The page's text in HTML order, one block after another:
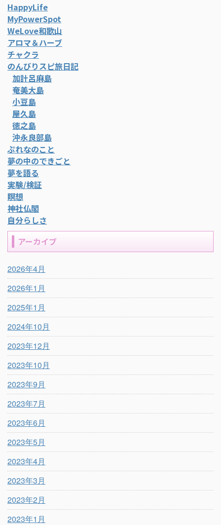
HappyLife
MyPowerSpot
WeLove和歌山
アロマ＆ハーブ
チャクラ
のんびりスピ旅日記
加計呂麻島
奄美大島
小豆島
屋久島
徳之島
沖永良部島
ぷれなのこと
夢の中のできごと
夢を語る
実験/検証
瞑想
神社仏閣
自分らしさ
アーカイブ
2026年4月
2026年1月
2025年1月
2024年10月
2023年12月
2023年10月
2023年9月
2023年7月
2023年6月
2023年5月
2023年4月
2023年3月
2023年2月
2023年1月